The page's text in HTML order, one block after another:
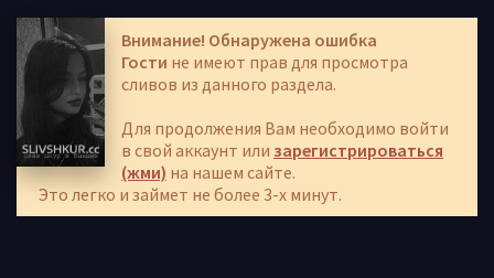
Внимание! Обнаружена ошибка
Гости не имеют прав для просмотра
сливов из данного раздела.
Для продолжения Вам необходимо войти
в свой аккаунт или зарегистрироваться
(жми) на нашем сайте.
Это легко и займет не более 3-х минут.